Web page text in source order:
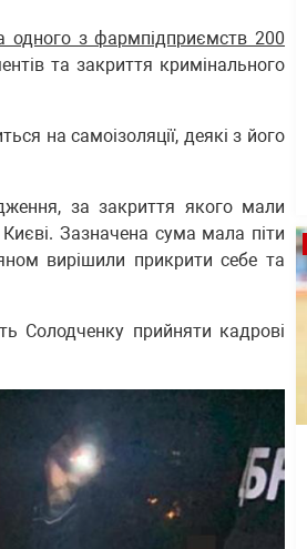
одного з фармпідприємств 200
та закриття кримінального
на самоізоляції, деякі з його
за закриття якого мали
Зазначена сума мала піти
вирішили прикрити себе та
Солодченку прийняти кадрові